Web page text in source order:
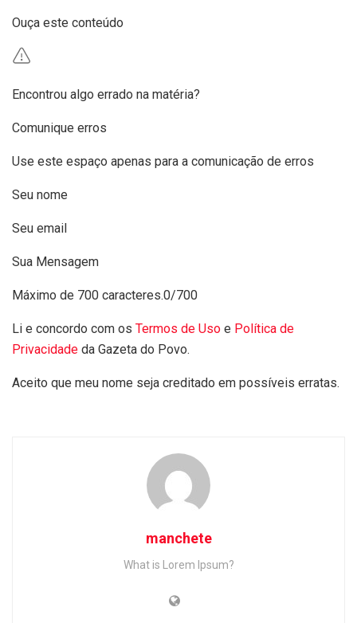
Ouça este conteúdo
Encontrou algo errado na matéria?
Comunique erros
Use este espaço apenas para a comunicação de erros
Seu nome
Seu email
Sua Mensagem
Máximo de 700 caracteres.0/700
Li e concordo com os Termos de Uso e Política de
Privacidade da Gazeta do Povo.
Aceito que meu nome seja creditado em possíveis erratas.
manchete
What is Lorem Ipsum?